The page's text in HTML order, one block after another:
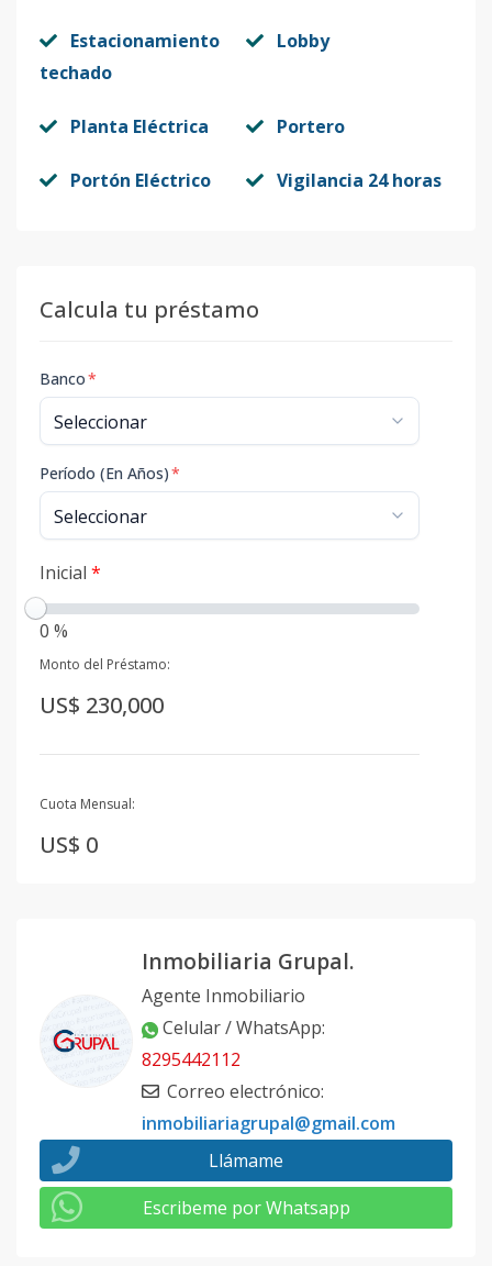
Estacionamiento
techado
Lobby
Planta Eléctrica Portero
Portón Eléctrico Vigilancia 24 horas
Calcula tu préstamo
Banco*
Período (En Años)*
Inicial *
0 %
Monto del Préstamo:
US$ 230,000
Cuota Mensual:
US$ 0
Inmobiliaria Grupal.
Agente Inmobiliario
Celular / WhatsApp:
8295442112
Correo electrónico:
inmobiliariagrupal@gmail.com
Llámame
Escribeme por Whatsapp